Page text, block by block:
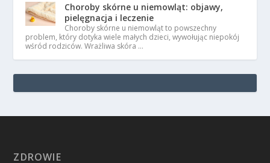
Choroby skórne u niemowląt: objawy,
pielęgnacja i leczenie
Choroby skórne u niemowląt to powszechny
problem, który dotyka wiele małych dzieci, wywołując niepokój
wśród rodziców. Wrażliwa skóra …
ZDROWIE